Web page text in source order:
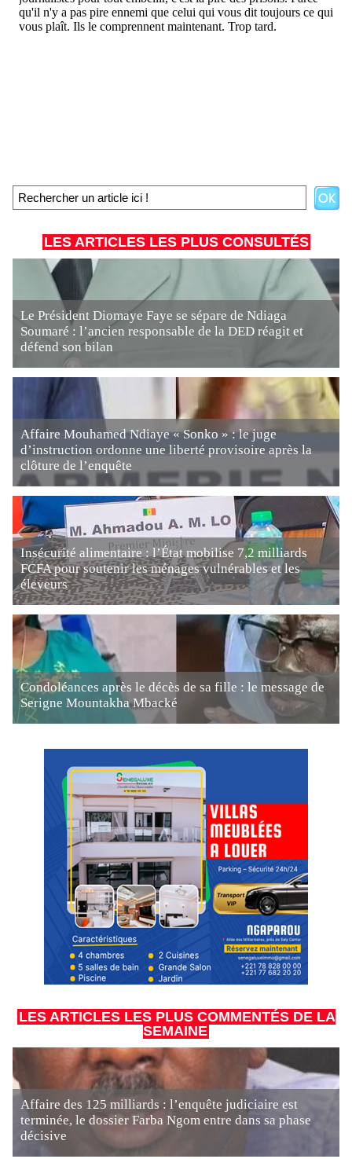
LES ARTICLES LES PLUS CONSULTÉS
Le Président Diomaye Faye se sépare de Ndiaga
Soumaré : l’ancien responsable de la DED réagit et
défend son bilan
Affaire Mouhamed Ndiaye « Sonko » : le juge
d’instruction ordonne une liberté provisoire après la
clôture de l’enquête
Insécurité alimentaire : l’État mobilise 7,2 milliards
FCFA pour soutenir les ménages vulnérables et les
éleveurs
Condoléances après le décès de sa fille : le message de
Serigne Mountakha Mbacké
LES ARTICLES LES PLUS COMMENTÉS DE LA
SEMAINE
Affaire des 125 milliards : l’enquête judiciaire est
terminée, le dossier Farba Ngom entre dans sa phase
décisive